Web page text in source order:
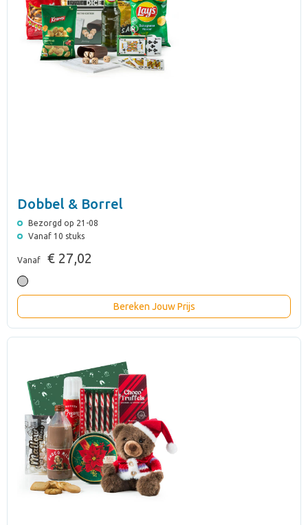
Dobbel & Borrel
Bezorgd op 21-08
Vanaf 10 stuks
Vanaf € 27,02
Bereken Jouw Prijs